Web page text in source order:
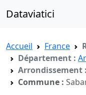
Dataviatici
Accueil France
Département :
Arrondissement :
Commune :